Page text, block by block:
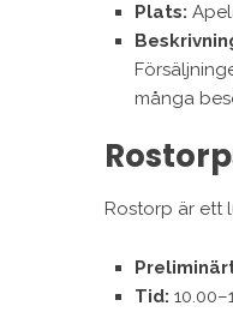
Plats:
många
Rostorp är ett
Tid: